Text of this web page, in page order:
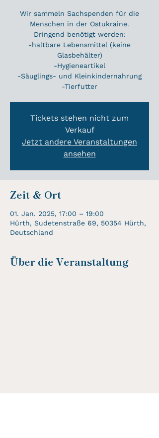
Wir sammeln Sachspenden für die
Menschen in der Ostukraine.
Dringend benötigt werden:
-haltbare Lebensmittel (keine
Glasbehälter)
-Hygieneartikel
-Säuglings- und Kleinkindernahrung
-Tierfutter
Tickets stehen nicht zum
Verkauf
Jetzt andere Veranstaltungen
ansehen
Zeit & Ort
01. Jan. 2025, 17:00 – 19:00
Hürth, Sudetenstraße 69, 50354 Hürth,
Deutschland
Über die Veranstaltung